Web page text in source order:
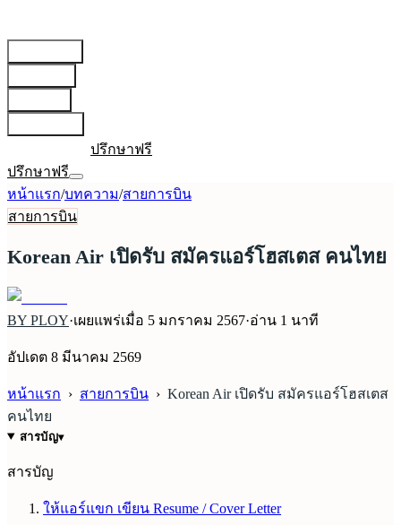
ปรึกษาฟรี
ปรึกษาฟรี
หน้าแรก/บทความ/สายการบิน
สายการบิน
Korean Air เปิดรับ สมัครแอร์โฮสเตส คนไทย
BY PLOY·เผยแพร่เมื่อ 5 มกราคม 2567·อ่าน 1 นาที
อัปเดต 8 มีนาคม 2569
หน้าแรก › สายการบิน › Korean Air เปิดรับ สมัครแอร์โฮสเตส
คนไทย
สารบัญ▾
สารบัญ
ให้แอร์แขก เขียน Resume / Cover Letter